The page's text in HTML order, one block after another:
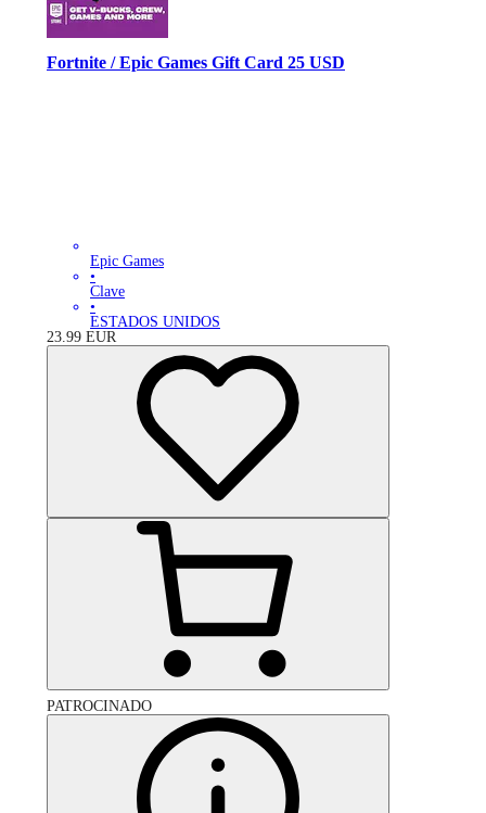
Fortnite / Epic Games Gift Card 25 USD
Epic Games
•
Clave
•
ESTADOS UNIDOS
23.99 EUR
PATROCINADO